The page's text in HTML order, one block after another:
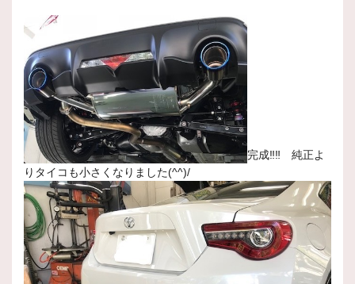
完成‼‼ 純正よ
りタイコも小さくなりました(^^)/